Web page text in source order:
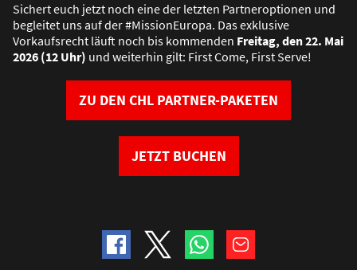
Sichert euch jetzt noch eine der letzten Partneroptionen und
begleitet uns auf der #MissionEuropa. Das exklusive
Vorkaufsrecht läuft noch bis kommenden Freitag, den 22. Mai
2026 (12 Uhr) und weiterhin gilt: First Come, First Serve!
ZU DEN CHL PARTNER-PAKETEN
JETZT BUCHEN